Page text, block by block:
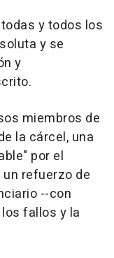
y todos los
y se
y
miembros de
la cárcel, una
por el
refuerzo de
--con
fallos y la